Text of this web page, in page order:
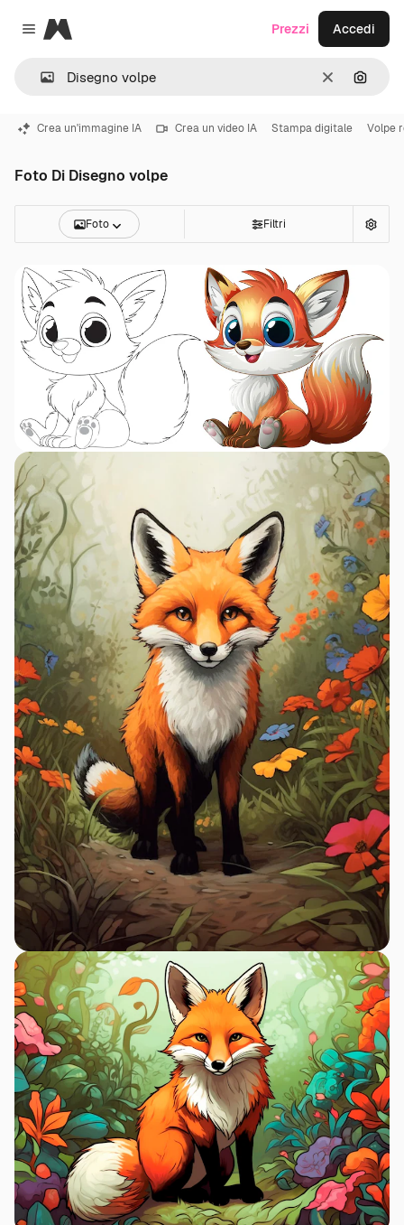
Close menu
Magnific
CancellaCerca
Prezzi Accedi
Crea un'immagine IA Crea un video IA Stampa digitale Volpe
Foto Di Disegno volpe
Foto Filtri